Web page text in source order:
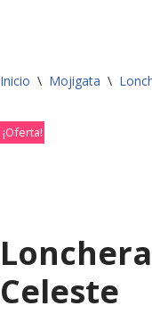
Inicio \ Mojigata \
¡Oferta!
Celeste